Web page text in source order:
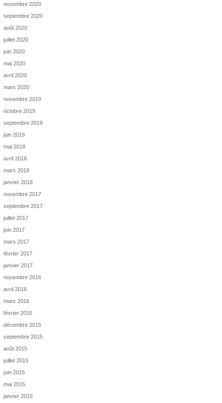
novembre 2020
septembre 2020
août 2020
juillet 2020
juin 2020
mai 2020
avril 2020
mars 2020
novembre 2019
octobre 2019
septembre 2019
juin 2019
mai 2018
avril 2018
mars 2018
janvier 2018
novembre 2017
septembre 2017
juillet 2017
juin 2017
mars 2017
février 2017
janvier 2017
novembre 2016
avril 2016
mars 2016
février 2016
décembre 2015
septembre 2015
août 2015
juillet 2015
juin 2015
mai 2015
janvier 2015